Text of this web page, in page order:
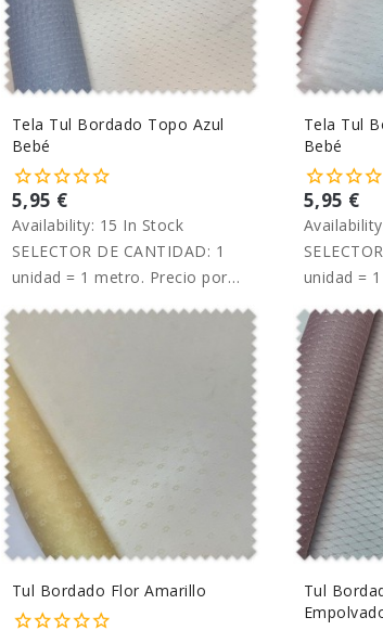
Tela Tul Bordado Topo Azul
Bebé
5,95 €
Availability: 15 In Stock
SELECTOR DE CANTIDAD: 1
unidad = 1 metro. Precio por
Tela Tul
Bebé
5,95 €
unidad =
Tul Bordado Flor Amarillo
Tul